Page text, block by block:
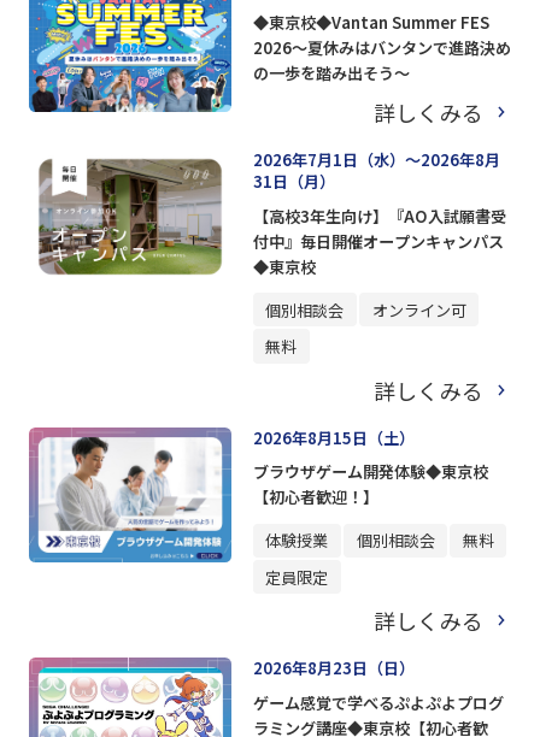
◆東京校◆Vantan Summer FES
2026～夏休みはバンタンで進路決め
の一歩を踏み出そう～
詳しくみる
2026年7月1日（水）～2026年8月
31日（月）
【高校3年生向け】『AO入試願書受
付中』毎日開催オープンキャンパス
◆東京校
個別相談会
オンライン可
無料
詳しくみる
2026年8月15日（土）
ブラウザゲーム開発体験◆東京校
【初心者歓迎！】
体験授業
個別相談会
無料
定員限定
詳しくみる
2026年8月23日（日）
ゲーム感覚で学べるぷよぷよプログ
ラミング講座◆東京校【初心者歓